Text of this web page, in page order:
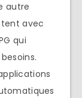
autre
avec
qui